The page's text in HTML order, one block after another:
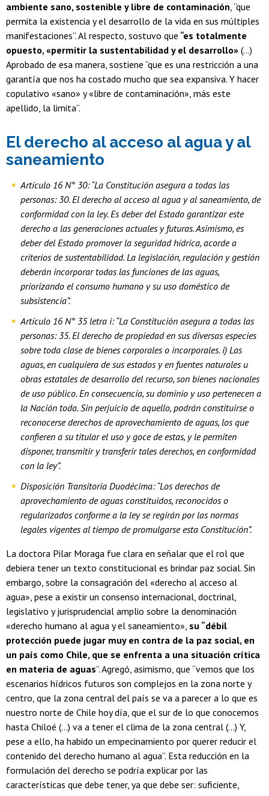
ambiente sano, sostenible y libre de contaminación, “que
permita la existencia y el desarrollo de la vida en sus múltiples
manifestaciones”. Al respecto, sostuvo que “es totalmente
opuesto, «permitir la sustentabilidad y el desarrollo» (…)
Aprobado de esa manera, sostiene “que es una restricción a una
garantía que nos ha costado mucho que sea expansiva. Y hacer
copulativo «sano» y «libre de contaminación», más este
apellido, la limita”.
El derecho al acceso al agua y al
saneamiento
Artículo 16 N° 30: “La Constitución asegura a todas las
personas: 30. El derecho al acceso al agua y al saneamiento, de
conformidad con la ley. Es deber del Estado garantizar este
derecho a las generaciones actuales y futuras. Asimismo, es
deber del Estado promover la seguridad hídrica, acorde a
criterios de sustentabilidad. La legislación, regulación y gestión
deberán incorporar todas las funciones de las aguas,
priorizando el consumo humano y su uso doméstico de
subsistencia”.
Artículo 16 N° 35 letra i: “La Constitución asegura a todas las
personas: 35. El derecho de propiedad en sus diversas especies
sobre toda clase de bienes corporales o incorporales. i) Las
aguas, en cualquiera de sus estados y en fuentes naturales u
obras estatales de desarrollo del recurso, son bienes nacionales
de uso público. En consecuencia, su dominio y uso pertenecen a
la Nación toda. Sin perjuicio de aquello, podrán constituirse o
reconocerse derechos de aprovechamiento de aguas, los que
confieren a su titular el uso y goce de estas, y le permiten
disponer, transmitir y transferir tales derechos, en conformidad
con la ley”.
Disposición Transitoria Duodécima: “Los derechos de
aprovechamiento de aguas constituidos, reconocidos o
regularizados conforme a la ley se regirán por las normas
legales vigentes al tiempo de promulgarse esta Constitución”.
La doctora Pilar Moraga fue clara en señalar que el rol que
debiera tener un texto constitucional es brindar paz social. Sin
embargo, sobre la consagración del «derecho al acceso al
agua», pese a existir un consenso internacional, doctrinal,
legislativo y jurisprudencial amplio sobre la denominación
«derecho humano al agua y el saneamiento», su “débil
protección puede jugar muy en contra de la paz social, en
un país como Chile, que se enfrenta a una situación crítica
en materia de aguas”. Agregó, asimismo, que “vemos que los
escenarios hídricos futuros son complejos en la zona norte y
centro, que la zona central del país se va a parecer a lo que es
nuestro norte de Chile hoy día, que el sur de lo que conocemos
hasta Chiloé (…) va a tener el clima de la zona central (…) Y,
pese a ello, ha habido un empecinamiento por querer reducir el
contenido del derecho humano al agua”. Esta reducción en la
formulación del derecho se podría explicar por las
características que debe tener, ya que debe ser: suficiente,